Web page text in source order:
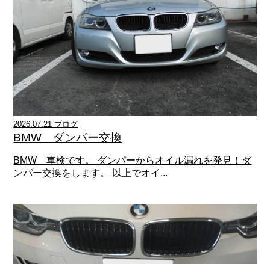
2026.07.21 ブログ
BMW ダンパー交換
BMW 車検です。 ダンパーからオイル漏れを発見！ダ
ンパー交換をします。 以上でオイ...